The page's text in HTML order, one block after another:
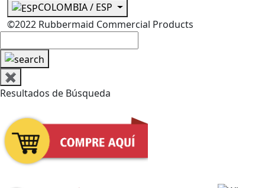
COLOMBIA / ESP
©2022 Rubbermaid Commercial Products
✖
Resultados de Búsqueda